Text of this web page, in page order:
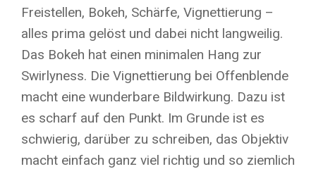
Freistellen, Bokeh, Schärfe, Vignettierung –
alles prima gelöst und dabei nicht langweilig.
Das Bokeh hat einen minimalen Hang zur
Swirlyness. Die Vignettierung bei Offenblende
macht eine wunderbare Bildwirkung. Dazu ist
es scharf auf den Punkt. Im Grunde ist es
schwierig, darüber zu schreiben, das Objektiv
macht einfach ganz viel richtig und so ziemlich